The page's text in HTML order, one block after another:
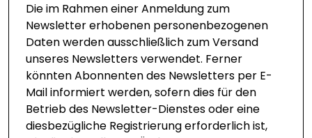
Die im Rahmen einer Anmeldung zum
Newsletter erhobenen personenbezogenen
Daten werden ausschließlich zum Versand
unseres Newsletters verwendet. Ferner
könnten Abonnenten des Newsletters per E-
Mail informiert werden, sofern dies für den
Betrieb des Newsletter-Dienstes oder eine
diesbezügliche Registrierung erforderlich ist,